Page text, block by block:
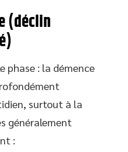
(déclin
phase : la démence
surtout à la
généralement
: